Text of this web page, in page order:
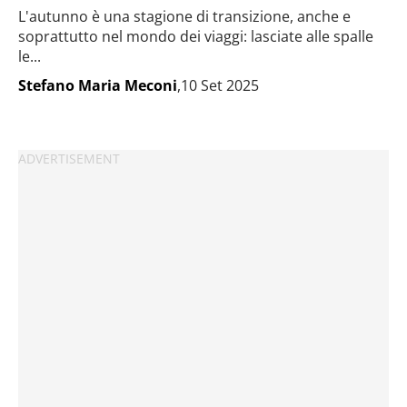
L'autunno è una stagione di transizione, anche e
soprattutto nel mondo dei viaggi: lasciate alle spalle
le...
Stefano Maria Meconi,10 Set 2025